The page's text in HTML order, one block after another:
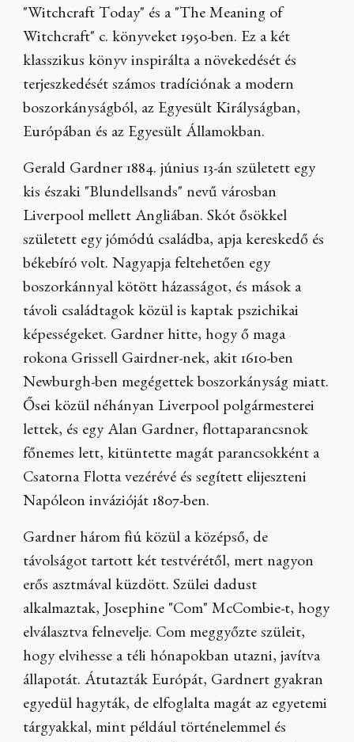
"Witchcraft Today" és a "The Meaning of
Witchcraft" c. könyveket 1950-ben. Ez a két
klasszikus könyv inspirálta a növekedését és
terjeszkedését számos tradíciónak a modern
boszorkányságból, az Egyesült Királyságban,
Európában és az Egyesült Államokban.
Gerald Gardner 1884. június 13-án született egy
kis északi "Blundellsands" nevű városban
Liverpool mellett Angliában. Skót ősökkel
született egy jómódú családba, apja kereskedő és
békebíró volt. Nagyapja feltehetően egy
boszorkánnyal kötött házasságot, és mások a
távoli családtagok közül is kaptak pszichikai
képességeket. Gardner hitte, hogy ő maga
rokona Grissell Gairdner-nek, akit 1610-ben
Newburgh-ben megégettek boszorkányság miatt.
Ősei közül néhányan Liverpool polgármesterei
lettek, és egy Alan Gardner, flottaparancsnok
főnemes lett, kitüntette magát parancsokként a
Csatorna Flotta vezérévé és segített elijeszteni
Napóleon invázióját 1807-ben.
Gardner három fiú közül a középső, de
távolságot tartott két testvérétől, mert nagyon
erős asztmával küzdött. Szülei dadust
alkalmaztak, Josephine "Com" McCombie-t, hogy
elválasztva felnevelje. Com meggyőzte szüleit,
hogy elvihesse a téli hónapokban utazni, javítva
állapotát. Átutazták Európát, Gardnert gyakran
egyedül hagyták, de elfoglalta magát az egyetemi
tárgyakkal, mint például történelemmel és